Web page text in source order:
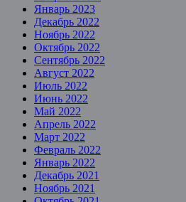
Январь 2023
Декабрь 2022
Ноябрь 2022
Октябрь 2022
Сентябрь 2022
Август 2022
Июль 2022
Июнь 2022
Май 2022
Апрель 2022
Март 2022
Февраль 2022
Январь 2022
Декабрь 2021
Ноябрь 2021